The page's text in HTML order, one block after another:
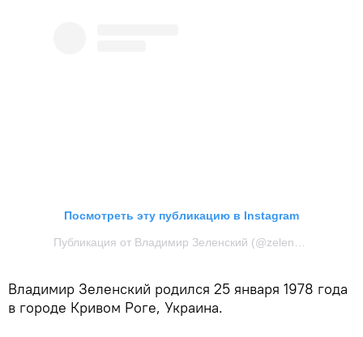
Посмотреть эту публикацию в Instagram
Владимир Зеленский родился 25 января 1978 года
в городе Кривом Роге, Украина.